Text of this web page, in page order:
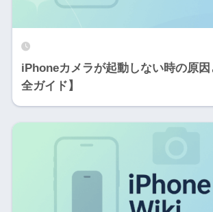
iPhoneカメラが起動しない時の原
全ガイド】